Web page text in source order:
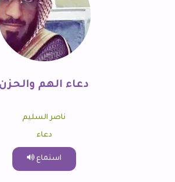
دعاء الهم والحزن
ناصر السليم
دعاء
استماع